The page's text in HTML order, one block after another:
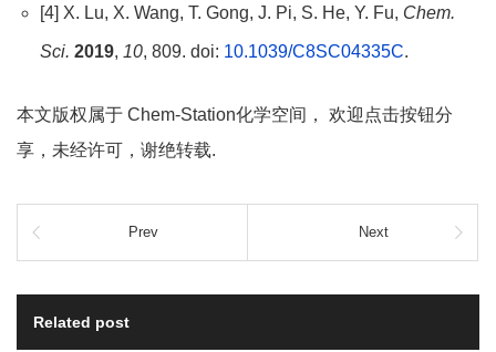
[4] X. Lu, X. Wang, T. Gong, J. Pi, S. He, Y. Fu, Chem.
Sci. 2019, 10, 809. doi: 10.1039/C8SC04335C.
本文版权属于 Chem-Station化学空间， 欢迎点击按钮分
享，未经许可，谢绝转载.
Prev Next
Related post